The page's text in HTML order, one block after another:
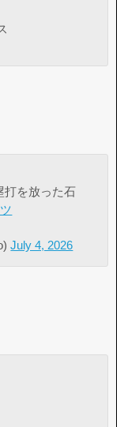
打を放った石
July 4, 2026